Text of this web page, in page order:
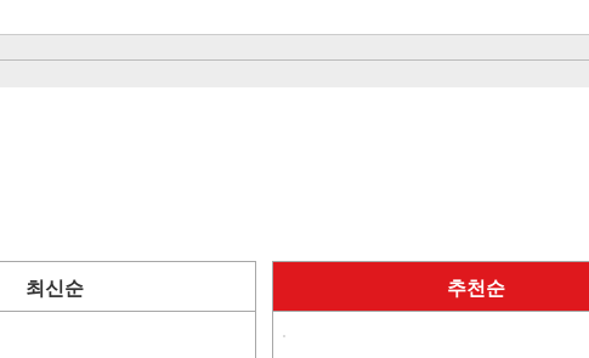
최신순 추천순